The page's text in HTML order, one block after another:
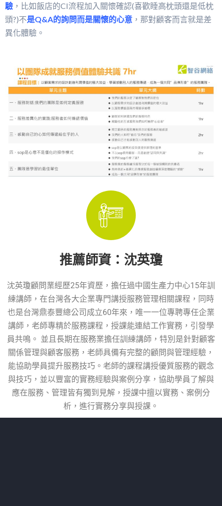
驗 ，比如飯店的CI流程加入關懷確認(喜歡睡高枕頭還是低枕
頭?)不是Q&A的詢問而是關懷的心意 ，那對顧客而言就是差
異化體驗。
推薦師資：沈英瓊
沈英瓊顧問業經歷25年資歷，擔任過中國生產力中心15年訓
練講師，在台灣各大企業專門講授服務管理相關課程，同時
也是台灣鼎泰豐總公司成立60年來，唯一一位專聘專任企業
講師，老師專精於服務課程，授課能連結工作實務，引發學
員共鳴。 並且長期在服務業擔任訓練講師，特別是針對顧客
關係管理與顧客服務，老師具備有完整的顧問與管理經驗，
能協助學員提升服務技巧。老師的課程講授優質服務的觀念
與技巧，並以豐富的實務經驗與案例分享，協助學員了解與
應在服務、管理皆有獨到見解，授課中擅以實務、案例分
析，進行實務分享與授課。